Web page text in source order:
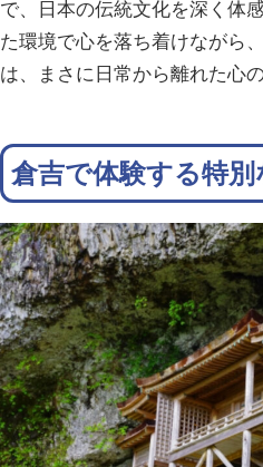
で、日本の伝統文化を深く体
た環境で心を落ち着けながら
は、まさに日常から離れた心
倉吉で体験する特別